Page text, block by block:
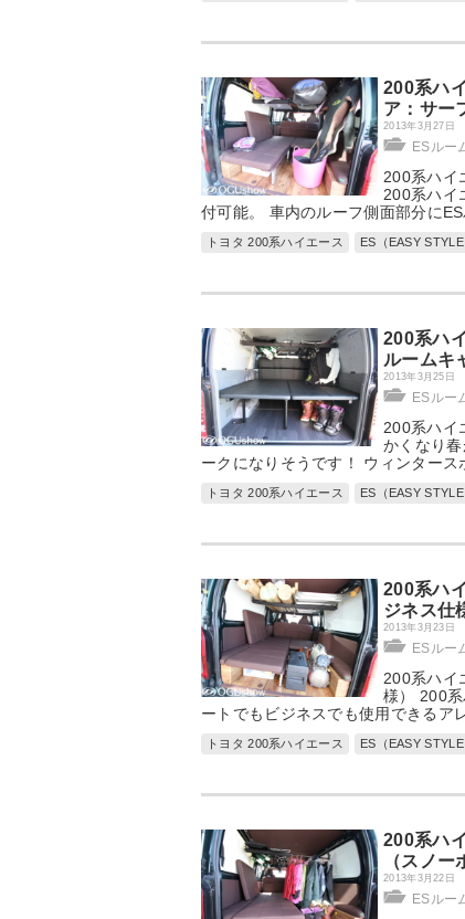
200系ハ
ア：サー
2013年3月27日
ESルー
200系ハイ
200系ハイ
付可能。 車内のルーフ側面部分に
トヨタ 200系ハイエース ES（EASY STYLE
200系ハ
ルームキ
2013年3月25日
ESルー
200系ハイ
かくなり
ークになりそうです！ ウィンタース
トヨタ 200系ハイエース ES（EASY STYLE
200系ハ
ジネス仕
2013年3月23日
ESルー
200系ハイ
様） 200
ートでもビジネスでも使用できるア
トヨタ 200系ハイエース ES（EASY STYLE
200系ハ
（スノー
2013年3月22日
ESルー